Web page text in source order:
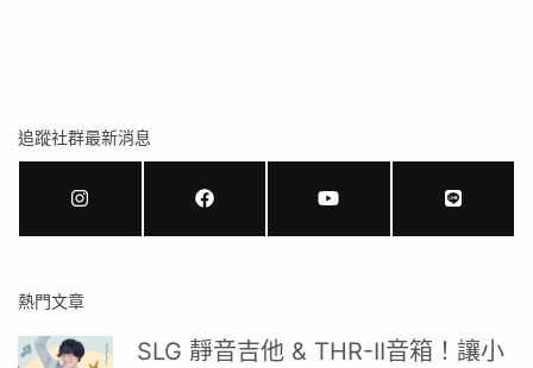
追蹤社群最新消息
熱門文章
SLG 靜音吉他 & THR-II音箱！讓小